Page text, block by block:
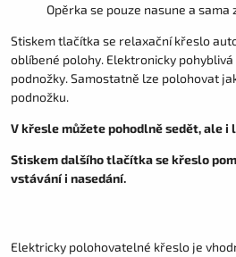
Opěrka se pouze nasune a sama
Stiskem tlačítka se relaxační křeslo
oblíbené polohy. Elektronicky
podnožky. Samostatně lze polohovat
podnožku.
V křesle můžete pohodlně sedět, ale i
Stiskem dalšího tlačítka se křeslo
vstávání i nasedání.
Elektricky polohovatelné křeslo je